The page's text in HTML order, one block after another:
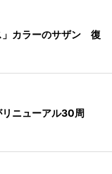
」カラーのサザン 復
ニューアル30周